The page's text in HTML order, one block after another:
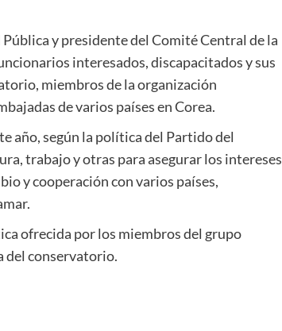
y presidente del Comité Central de la
interesados, discapacitados y sus
miembros de la organización
de varios países en Corea.
año, según la política del Partido del
trabajo y otras para asegurar los intereses
y cooperación con varios países,
ofrecida por los miembros del grupo
del conservatorio.